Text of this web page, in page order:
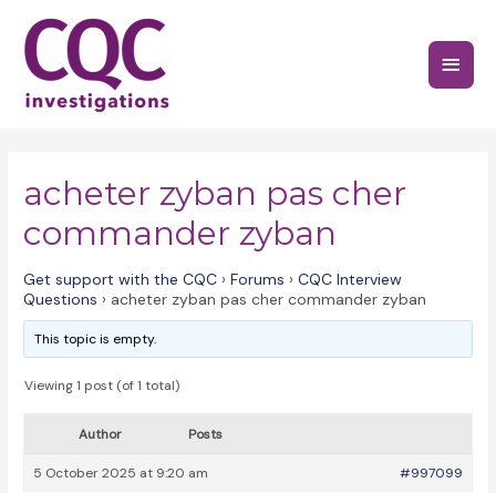
content
Main
acheter zyban pas cher
commander zyban
Get support with the CQC › Forums › CQC Interview
Questions › acheter zyban pas cher commander zyban
This topic is empty.
Viewing 1 post (of 1 total)
Author Posts
5 October 2025 at 9:20 am #997099